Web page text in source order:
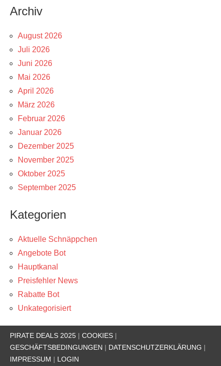
Archiv
August 2026
Juli 2026
Juni 2026
Mai 2026
April 2026
März 2026
Februar 2026
Januar 2026
Dezember 2025
November 2025
Oktober 2025
September 2025
Kategorien
Aktuelle Schnäppchen
Angebote Bot
Hauptkanal
Preisfehler News
Rabatte Bot
Unkategorisiert
PIRATE DEALS 2025 | COOKIES |
GESCHÄFTSBEDINGUNGEN | DATENSCHUTZERKLÄRUNG |
IMPRESSUM | LOGIN